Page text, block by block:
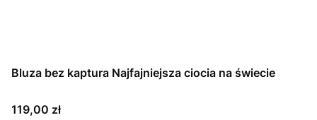
Bluza bez kaptura Najfajniejsza ciocia na świecie
Cena
119,00 zł